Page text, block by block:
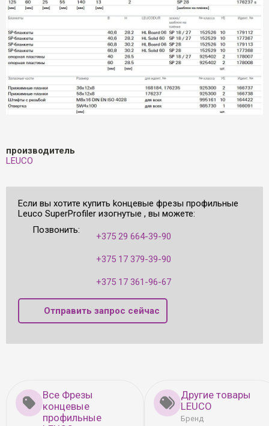
производитель
LEUCO
Если вы хотите купить kонцевые фрезы профильные
Leuco SuperProfiler изогнутые , вы можете:
Позвонить:
+375 29 664-39-90
+375 17 379-39-90
+375 17 361-96-67
Отправить запрос сейчас
Все Фрезы
концевые
профильные
Другие товары
LEUCO
Бренд